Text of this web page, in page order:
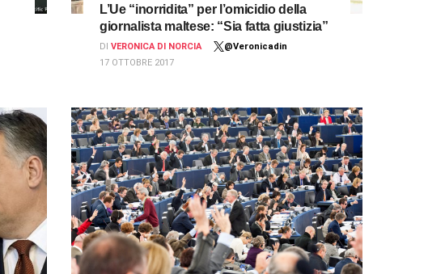
L’Ue “inorridita” per l’omicidio della
giornalista maltese: “Sia fatta giustizia”
DI VERONICA DI NORCIA
@Veronicadin
17 OTTOBRE 2017